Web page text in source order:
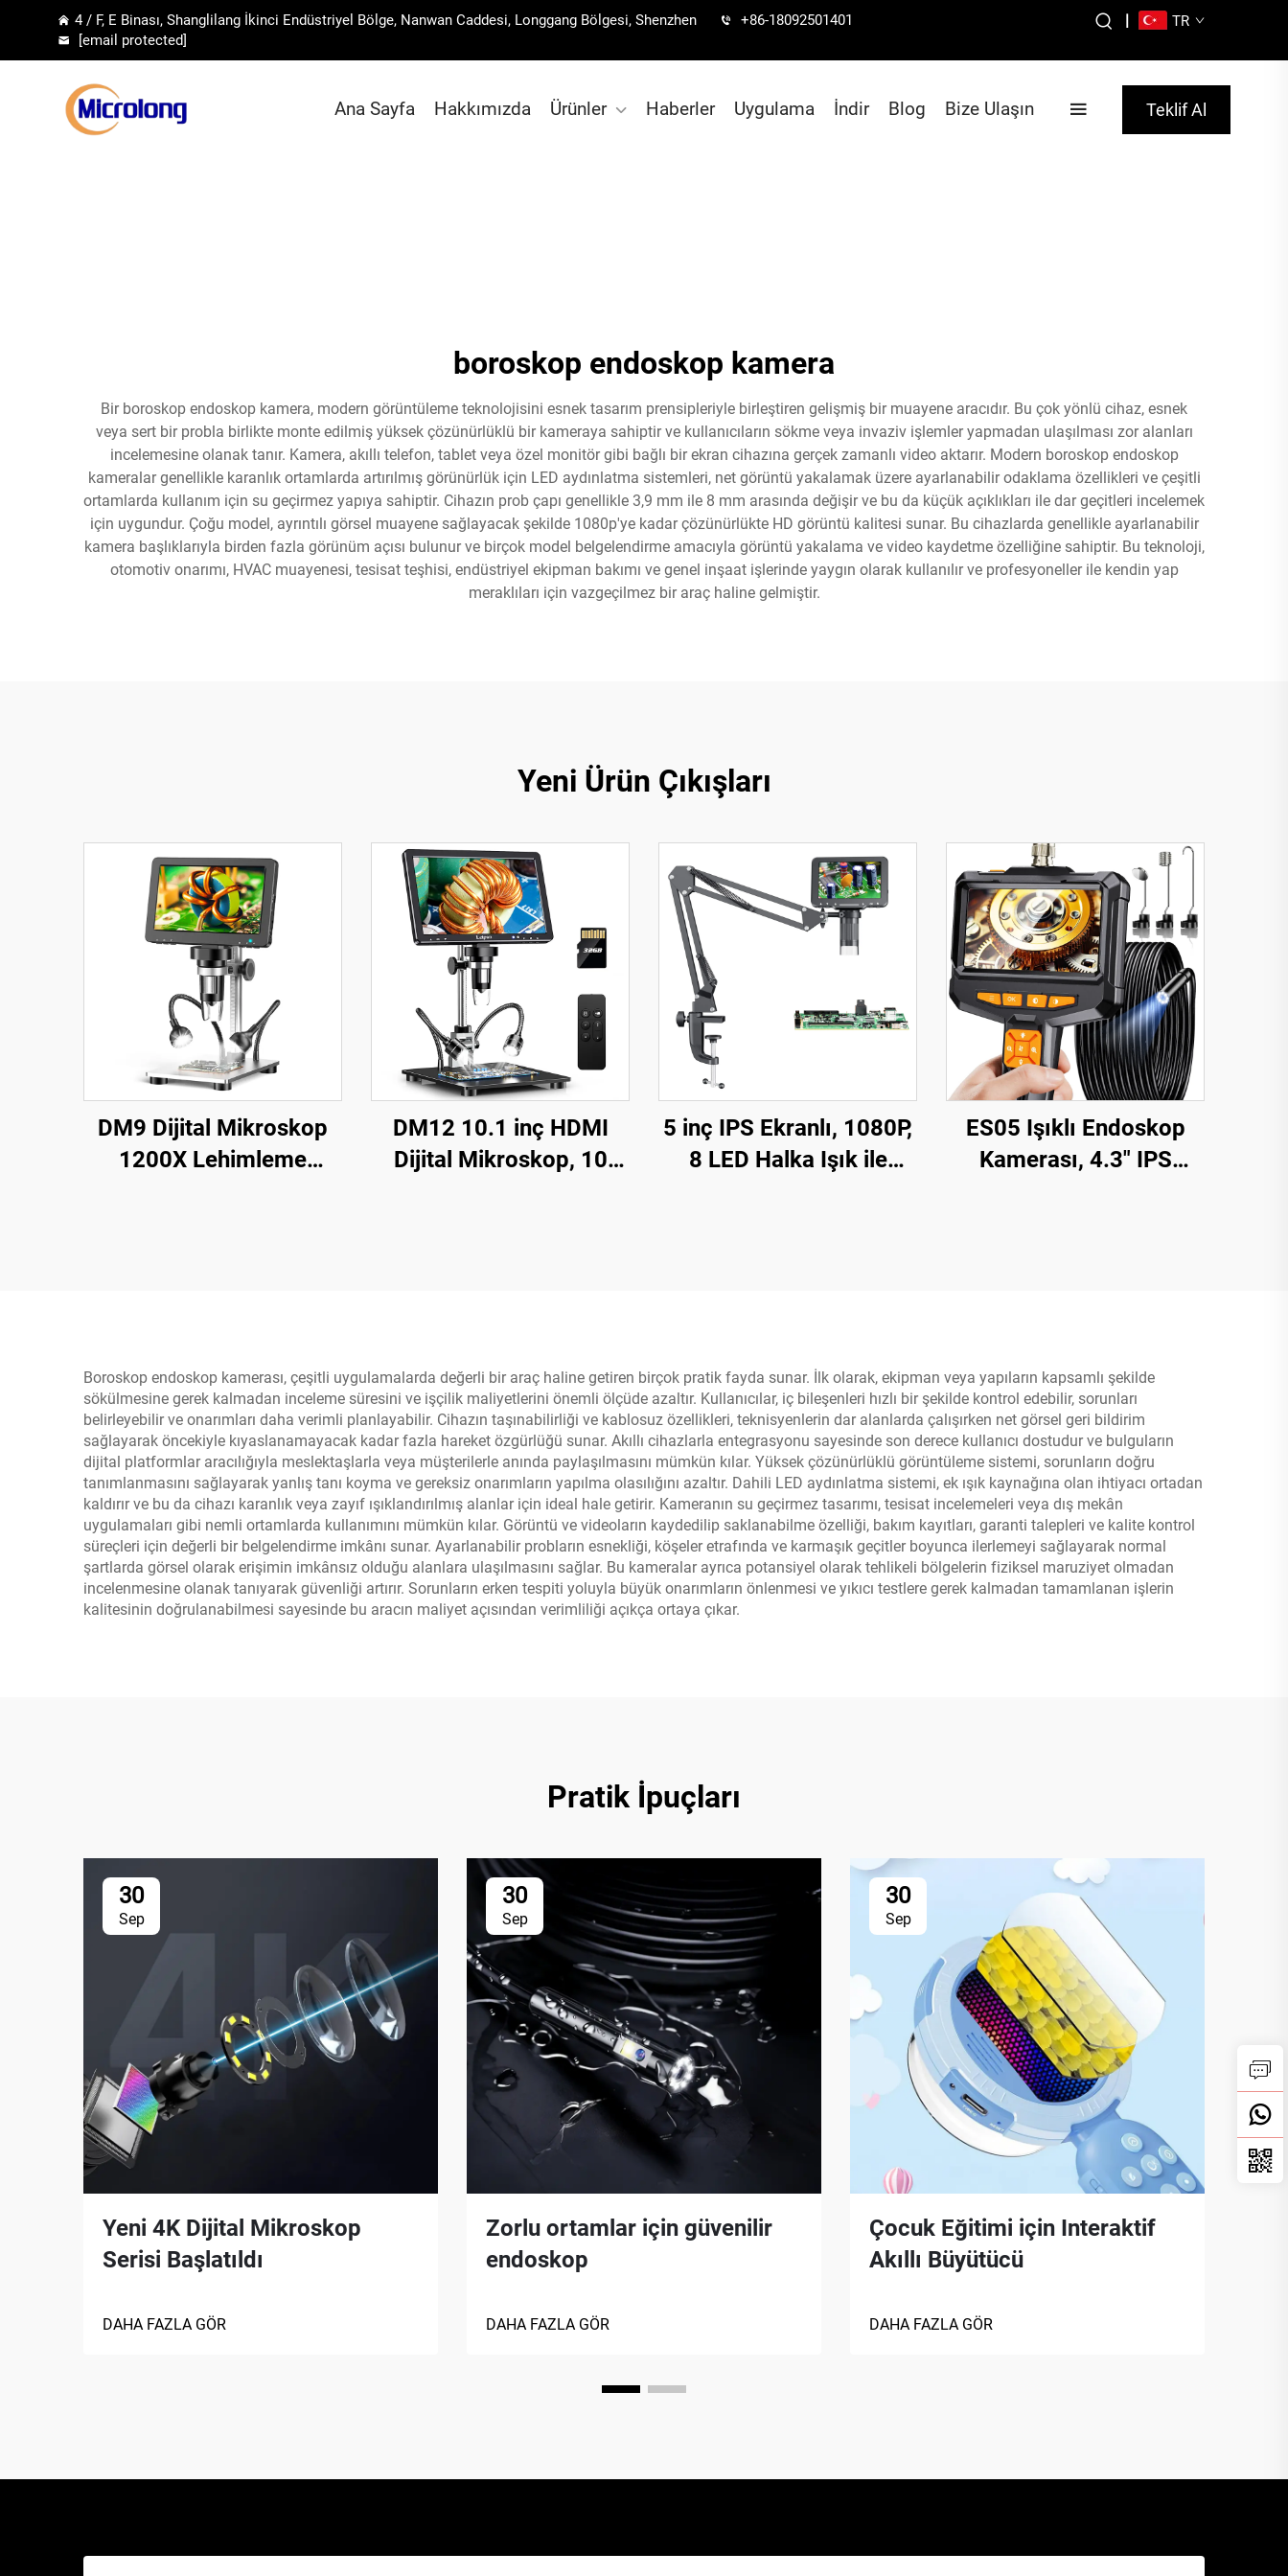
4 / F, E Binası, Shanglilang İkinci Endüstriyel Bölge, Nanwan Caddesi, Longgang Bölgesi, Shenzhen
+86-18092501401
[email protected]
| TR
Ana Sayfa Hakkımızda Ürünler Haberler Uygulama İndir Blog Bize Ulaşın Teklif Al
boroskop endoskop kamera
Bir boroskop endoskop kamera, modern görüntüleme teknolojisini esnek tasarım prensipleriyle birleştiren gelişmiş bir muayene aracıdır. Bu çok yönlü cihaz, esnek
veya sert bir probla birlikte monte edilmiş yüksek çözünürlüklü bir kameraya sahiptir ve kullanıcıların sökme veya invaziv işlemler yapmadan ulaşılması zor alanları
incelemesine olanak tanır. Kamera, akıllı telefon, tablet veya özel monitör gibi bağlı bir ekran cihazına gerçek zamanlı video aktarır. Modern boroskop endoskop
kameralar genellikle karanlık ortamlarda artırılmış görünürlük için LED aydınlatma sistemleri, net görüntü yakalamak üzere ayarlanabilir odaklama özellikleri ve çeşitli
ortamlarda kullanım için su geçirmez yapıya sahiptir. Cihazın prob çapı genellikle 3,9 mm ile 8 mm arasında değişir ve bu da küçük açıklıkları ile dar geçitleri incelemek
için uygundur. Çoğu model, ayrıntılı görsel muayene sağlayacak şekilde 1080p'ye kadar çözünürlükte HD görüntü kalitesi sunar. Bu cihazlarda genellikle ayarlanabilir
kamera başlıklarıyla birden fazla görünüm açısı bulunur ve birçok model belgelendirme amacıyla görüntü yakalama ve video kaydetme özelliğine sahiptir. Bu teknoloji,
otomotiv onarımı, HVAC muayenesi, tesisat teşhisi, endüstriyel ekipman bakımı ve genel inşaat işlerinde yaygın olarak kullanılır ve profesyoneller ile kendin yap
meraklıları için vazgeçilmez bir araç haline gelmiştir.
Yeni Ürün Çıkışları
DM9 Dijital Mikroskop
1200X Lehimleme
DM12 10.1 inç HDMI
Dijital Mikroskop, 10
5 inç IPS Ekranlı, 1080P,
8 LED Halka Işık ile
ES05 Işıklı Endoskop
Kamerası, 4.3" IPS
Boroskop endoskop kamerası, çeşitli uygulamalarda değerli bir araç haline getiren birçok pratik fayda sunar. İlk olarak, ekipman veya yapıların kapsamlı şekilde
sökülmesine gerek kalmadan inceleme süresini ve işçilik maliyetlerini önemli ölçüde azaltır. Kullanıcılar, iç bileşenleri hızlı bir şekilde kontrol edebilir, sorunları
belirleyebilir ve onarımları daha verimli planlayabilir. Cihazın taşınabilirliği ve kablosuz özellikleri, teknisyenlerin dar alanlarda çalışırken net görsel geri bildirim
sağlayarak öncekiyle kıyaslanamayacak kadar fazla hareket özgürlüğü sunar. Akıllı cihazlarla entegrasyonu sayesinde son derece kullanıcı dostudur ve bulguların
dijital platformlar aracılığıyla meslektaşlarla veya müşterilerle anında paylaşılmasını mümkün kılar. Yüksek çözünürlüklü görüntüleme sistemi, sorunların doğru
tanımlanmasını sağlayarak yanlış tanı koyma ve gereksiz onarımların yapılma olasılığını azaltır. Dahili LED aydınlatma sistemi, ek ışık kaynağına olan ihtiyacı ortadan
kaldırır ve bu da cihazı karanlık veya zayıf ışıklandırılmış alanlar için ideal hale getirir. Kameranın su geçirmez tasarımı, tesisat incelemeleri veya dış mekân
uygulamaları gibi nemli ortamlarda kullanımını mümkün kılar. Görüntü ve videoların kaydedilip saklanabilme özelliği, bakım kayıtları, garanti talepleri ve kalite kontrol
süreçleri için değerli bir belgelendirme imkânı sunar. Ayarlanabilir probların esnekliği, köşeler etrafında ve karmaşık geçitler boyunca ilerlemeyi sağlayarak normal
şartlarda görsel olarak erişimin imkânsız olduğu alanlara ulaşılmasını sağlar. Bu kameralar ayrıca potansiyel olarak tehlikeli bölgelerin fiziksel maruziyet olmadan
incelenmesine olanak tanıyarak güvenliği artırır. Sorunların erken tespiti yoluyla büyük onarımların önlenmesi ve yıkıcı testlere gerek kalmadan tamamlanan işlerin
kalitesinin doğrulanabilmesi sayesinde bu aracın maliyet açısından verimliliği açıkça ortaya çıkar.
Pratik İpuçları
30
Sep
Yeni 4K Dijital Mikroskop
Serisi Başlatıldı
DAHA FAZLA GÖR
30
Sep
Zorlu ortamlar için güvenilir
endoskop
DAHA FAZLA GÖR
30
Sep
Çocuk Eğitimi için Interaktif
Akıllı Büyütücü
DAHA FAZLA GÖR